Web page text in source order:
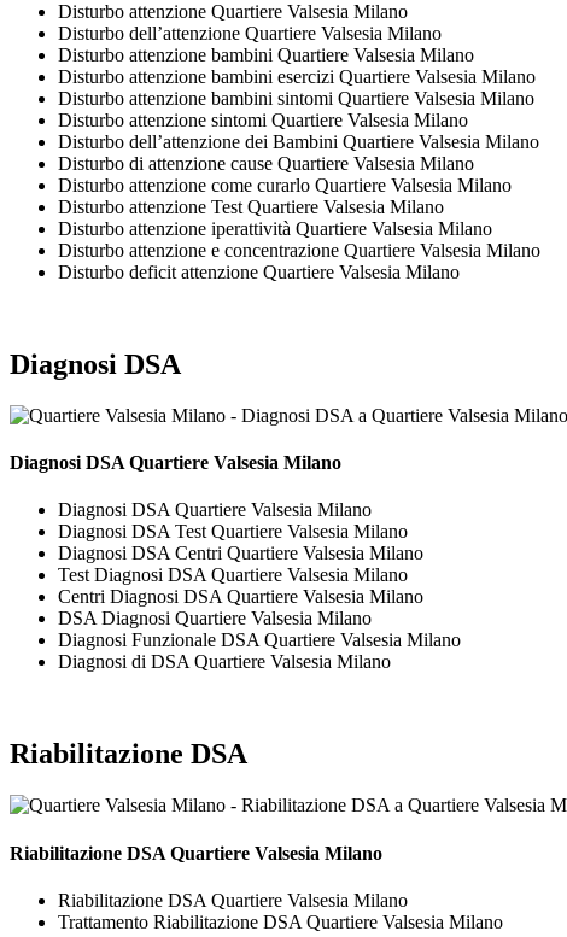
Disturbo attenzione Quartiere Valsesia Milano
Disturbo dell’attenzione Quartiere Valsesia Milano
Disturbo attenzione bambini Quartiere Valsesia Milano
Disturbo attenzione bambini esercizi Quartiere Valsesia Milano
Disturbo attenzione bambini sintomi Quartiere Valsesia Milano
Disturbo attenzione sintomi Quartiere Valsesia Milano
Disturbo dell’attenzione dei Bambini Quartiere Valsesia Milano
Disturbo di attenzione cause Quartiere Valsesia Milano
Disturbo attenzione come curarlo Quartiere Valsesia Milano
Disturbo attenzione Test Quartiere Valsesia Milano
Disturbo attenzione iperattività Quartiere Valsesia Milano
Disturbo attenzione e concentrazione Quartiere Valsesia Milano
Disturbo deficit attenzione Quartiere Valsesia Milano
Diagnosi DSA
Diagnosi DSA Quartiere Valsesia Milano
Diagnosi DSA Quartiere Valsesia Milano
Diagnosi DSA Test Quartiere Valsesia Milano
Diagnosi DSA Centri Quartiere Valsesia Milano
Test Diagnosi DSA Quartiere Valsesia Milano
Centri Diagnosi DSA Quartiere Valsesia Milano
DSA Diagnosi Quartiere Valsesia Milano
Diagnosi Funzionale DSA Quartiere Valsesia Milano
Diagnosi di DSA Quartiere Valsesia Milano
Riabilitazione DSA
Riabilitazione DSA Quartiere Valsesia Milano
Riabilitazione DSA Quartiere Valsesia Milano
Trattamento Riabilitazione DSA Quartiere Valsesia Milano